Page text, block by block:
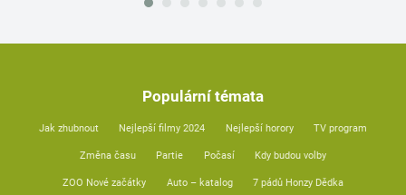
Populární témata
Jak zhubnout Nejlepší filmy 2024 Nejlepší horory TV program
Změna času Partie Počasí Kdy budou volby
ZOO Nové začátky Auto – katalog 7 pádů Honzy Dědka